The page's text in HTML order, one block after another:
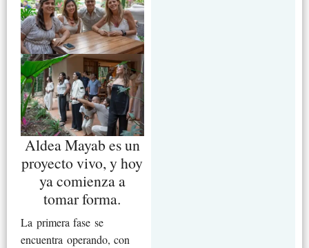
Aldea Mayab es un
proyecto vivo, y hoy
ya comienza a
tomar forma.
La primera fase se
encuentra operando, con